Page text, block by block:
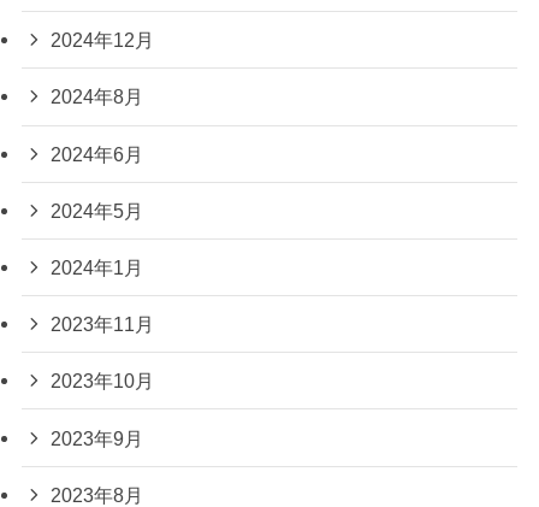
2024年12月
2024年8月
2024年6月
2024年5月
2024年1月
2023年11月
2023年10月
2023年9月
2023年8月